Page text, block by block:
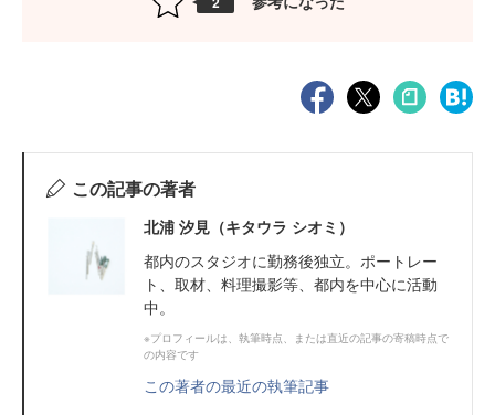
この記事の著者
北浦 汐見（キタウラ シオミ）
都内のスタジオに勤務後独立。ポートレー
ト、取材、料理撮影等、都内を中心に活動
中。
※プロフィールは、執筆時点、または直近の記事の寄稿時点で
の内容です
この著者の最近の執筆記事